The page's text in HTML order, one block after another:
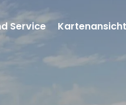
Service Kartenansicht